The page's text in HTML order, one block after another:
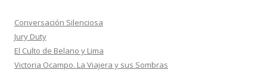
r
:
Conversación Silenciosa
Jury Duty
El Culto de Belano y Lima
Victoria Ocampo. La Viajera y sus Sombras